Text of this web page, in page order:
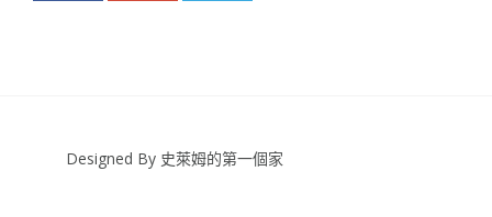
Designed By 史萊姆的第一個家